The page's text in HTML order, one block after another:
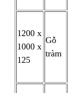
1200 x
1000 x
125
Gỗ
tràm